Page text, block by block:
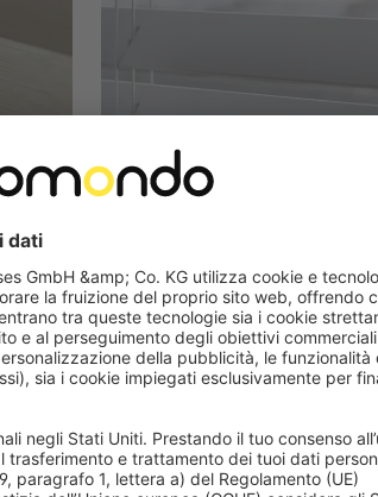
Bellissimo effetto legno
Resistenti all'umidità e durevoli
Alternativa economica alle
legno naturale
Montaggio semplice